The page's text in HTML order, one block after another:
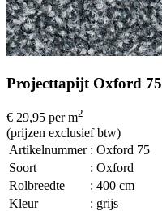
Projecttapijt Oxford 75
€ 29,95 per m2
(prijzen exclusief btw)
Artikelnummer : Oxford 75
Soort
: Oxford
Rolbreedte
: 400 cm
Kleur
: grijs